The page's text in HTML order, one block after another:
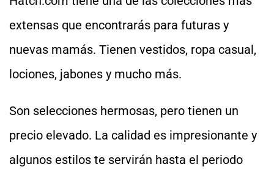
extensas que encontrarás para futuras y
nuevas mamás. Tienen vestidos, ropa casual,
lociones, jabones y mucho más.
Son selecciones hermosas, pero tienen un
precio elevado. La calidad es impresionante y
algunos estilos te servirán hasta el periodo